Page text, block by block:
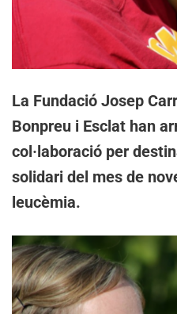
La Fundació Josep
Bonpreu i Esclat han
col·laboració per
solidari del mes de
leucèmia.